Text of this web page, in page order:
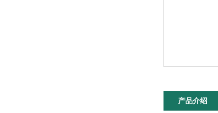
产品介绍